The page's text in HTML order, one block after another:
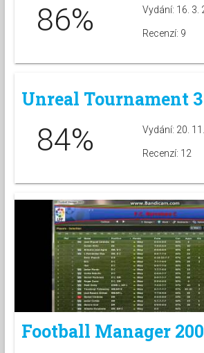
86% Vydání: 16. 3.
Recenzí: 9
Unreal Tournament
84% Vydání: 20.
Recenzí: 12
Football Manager